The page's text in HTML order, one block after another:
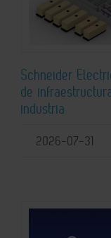
Schneider
de
industria
2026-07-31